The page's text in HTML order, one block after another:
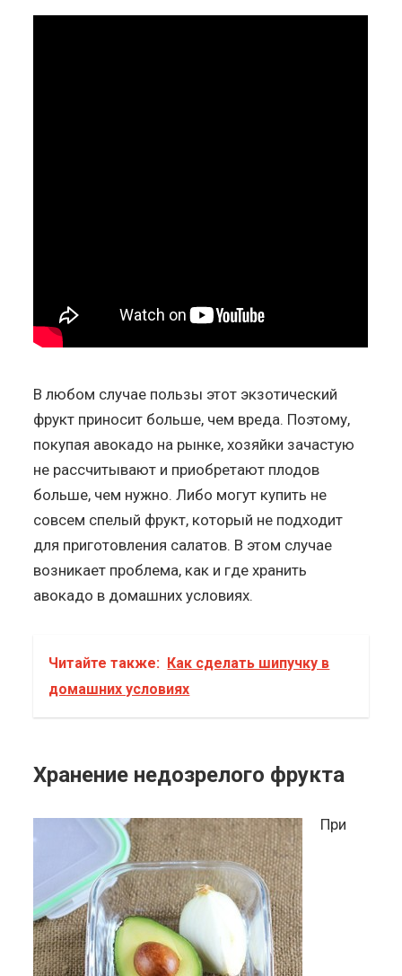
В любом случае пользы этот экзотический
фрукт приносит больше, чем вреда. Поэтому,
покупая авокадо на рынке, хозяйки зачастую
не рассчитывают и приобретают плодов
больше, чем нужно. Либо могут купить не
совсем спелый фрукт, который не подходит
для приготовления салатов. В этом случае
возникает проблема, как и где хранить
авокадо в домашних условиях.
Читайте также: Как сделать шипучку в
домашних условиях
Хранение недозрелого фрукта
При